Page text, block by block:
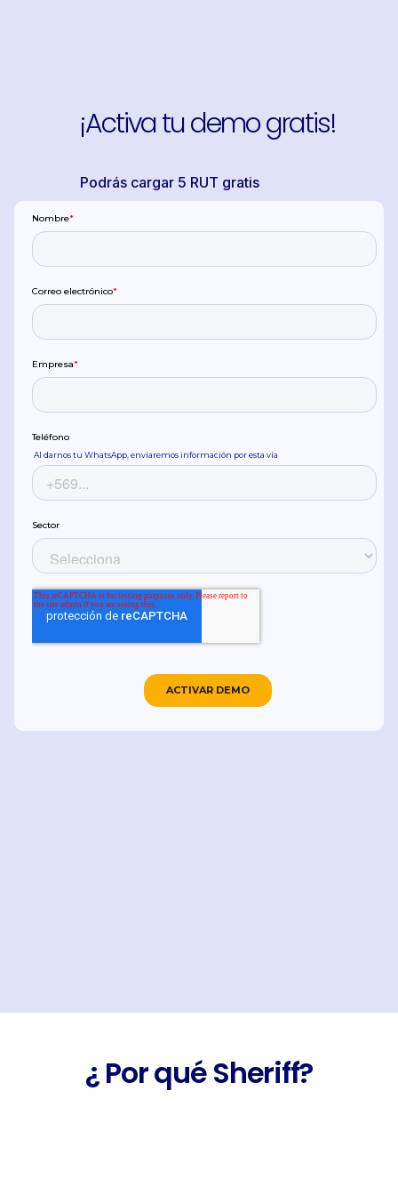
¡Activa tu demo gratis!
Podrás cargar 5 RUT gratis
¿ Por qué Sheriff?